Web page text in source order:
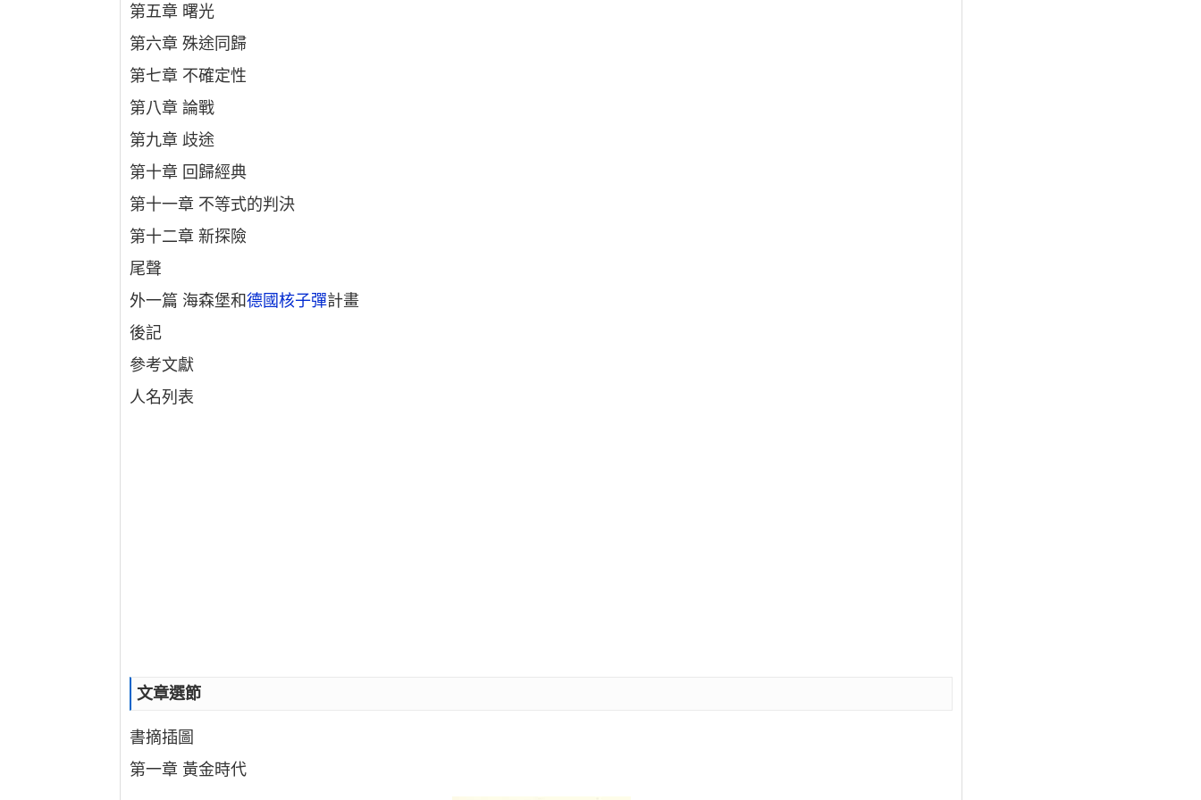
第五章 曙光
第六章 殊途同歸
第七章 不確定性
第八章 論戰
第九章 歧途
第十章 回歸經典
第十一章 不等式的判決
第十二章 新探險
尾聲
外一篇 海森堡和德國核子彈計畫
後記
參考文獻
人名列表
文章選節
書摘插圖
第一章 黃金時代